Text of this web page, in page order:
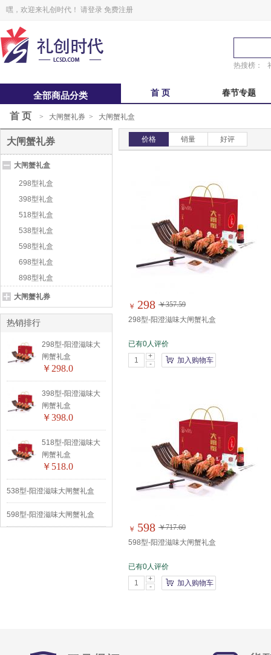
嘿，欢迎来礼创时代！ 请登录 免费注册
热搜榜：
全部商品分类 首 页 春节专题
锋味 粽子礼盒
首 页 > 大闸蟹礼券 > 大闸蟹礼盒
价格 销量 好评
￥ 298 ￥357.59
298型-阳澄滋味大闸蟹礼盒
已有0人评价
+
-
加入购物车
￥ 598 ￥717.60
598型-阳澄滋味大闸蟹礼盒
已有0人评价
+
-
加入购物车
大闸蟹礼券
大闸蟹礼盒
298型礼盒
398型礼盒
518型礼盒
538型礼盒
598型礼盒
698型礼盒
898型礼盒
大闸蟹礼券
热销排行
298型-阳澄滋味大
闸蟹礼盒
￥298.0
398型-阳澄滋味大
闸蟹礼盒
￥398.0
518型-阳澄滋味大
闸蟹礼盒
￥518.0
538型-阳澄滋味大闸蟹礼盒
598型-阳澄滋味大闸蟹礼盒